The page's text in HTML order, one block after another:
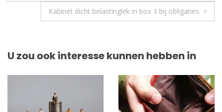
Kabinet dicht belastinglek in box 3 bij obligaties
U zou ook interesse kunnen hebben in